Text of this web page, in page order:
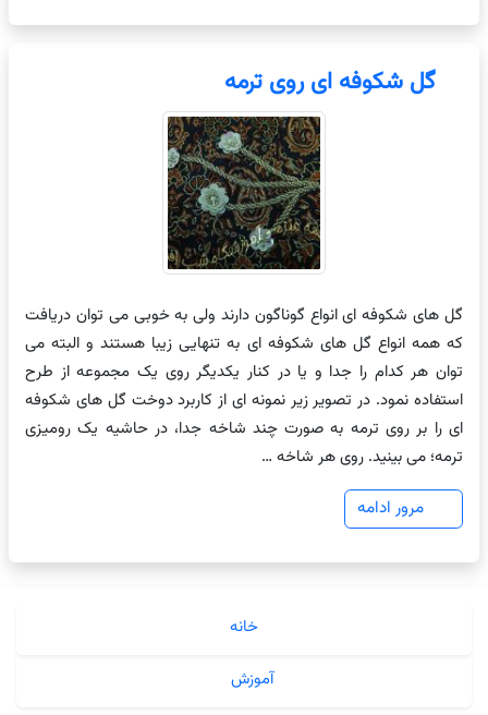
گل شکوفه ای روی ترمه
گل های شکوفه ای انواع گوناگون دارند ولی به خوبی می توان دریافت
که همه انواع گل های شکوفه ای به تنهایی زیبا هستند و البته می
توان هر کدام را جدا و یا در کنار یکدیگر روی یک مجموعه از طرح
استفاده نمود. در تصویر زیر نمونه ای از کاربرد دوخت گل های شکوفه
ای را بر روی ترمه به صورت چند شاخه جدا، در حاشیه یک رومیزی
ترمه؛ می بینید. روی هر شاخه …
مرور ادامه
خانه
آموزش